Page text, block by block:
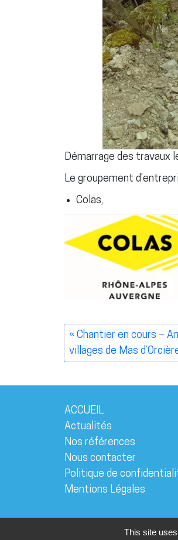
Démarrage des travaux
Le groupement
Colas,
Chantier en cours –
villages de Mas
ACCUEIL
Actualités
Nos références
Nous contacter
Politique de
Mentions Légales
This site